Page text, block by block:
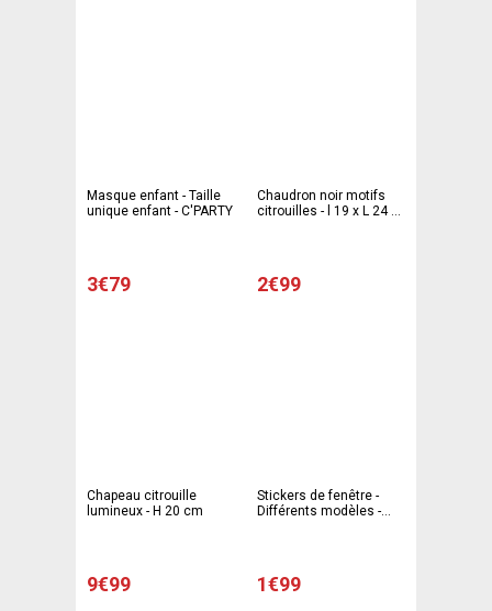
Masque enfant - Taille
unique enfant - C'PARTY
3€79
Chaudron noir motifs
citrouilles - l 19 x L 24 x
2€99
Chapeau citrouille
lumineux - H 20 cm
9€99
Stickers de fenêtre -
Différents modèles -
1€99